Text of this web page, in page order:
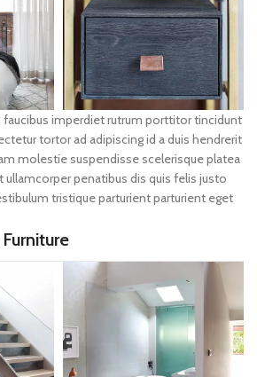
faucibus imperdiet rutrum porttitor tincidunt
tortor ad adipiscing id a duis hendrerit
molestie suspendisse scelerisque platea
penatibus dis quis felis justo
tristique parturient parturient eget